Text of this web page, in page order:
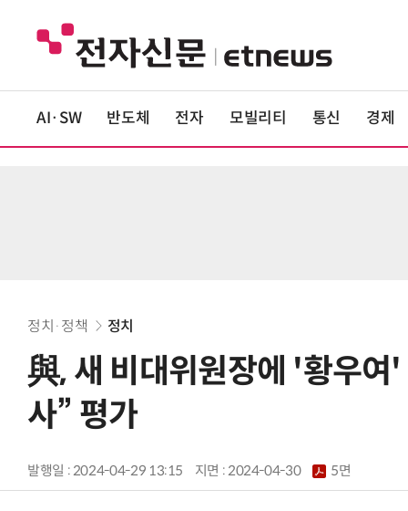
AI·SW 반도체 전자 모빌리티 통신 경제
정치·정책 정치
與, 새 비대위원장에 '황우
사” 평가
발행일 : 2024-04-29 13:15 지면 :2024-04-30 5면